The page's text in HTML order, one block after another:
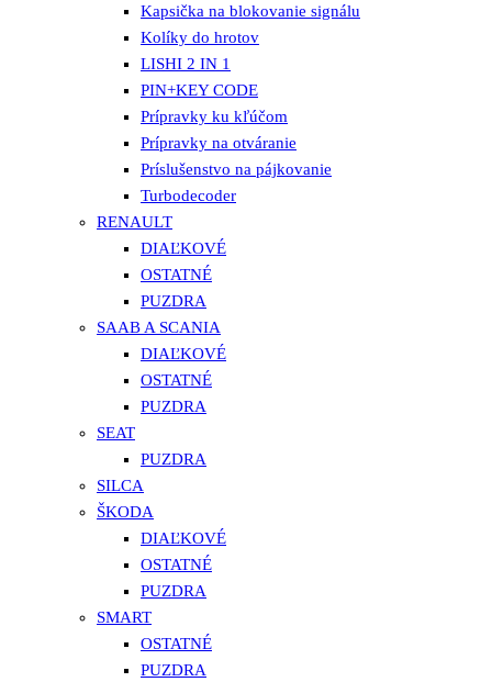
Kapsička na blokovanie signálu
Kolíky do hrotov
LISHI 2 IN 1
PIN+KEY CODE
Prípravky ku kľúčom
Prípravky na otváranie
Príslušenstvo na pájkovanie
Turbodecoder
RENAULT
DIAĽKOVÉ
OSTATNÉ
PUZDRA
SAAB A SCANIA
DIAĽKOVÉ
OSTATNÉ
PUZDRA
SEAT
PUZDRA
SILCA
ŠKODA
DIAĽKOVÉ
OSTATNÉ
PUZDRA
SMART
OSTATNÉ
PUZDRA